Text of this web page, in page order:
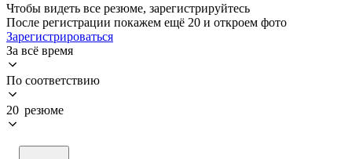
Чтобы видеть все резюме, зарегистрируйтесь
После регистрации покажем ещё 20 и откроем фото
Зарегистрироваться
За всё время
По соответствию
20 резюме